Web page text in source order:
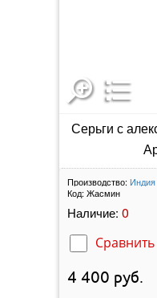
Серьги с
Производство: Индия
Код: Жасмин
Наличие: 0
Сравнить
4 400 руб.